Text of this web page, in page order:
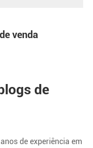
venda
de
de experiência em